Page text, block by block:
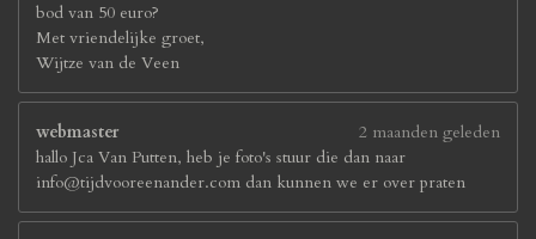
bod van 50 euro?
Met vriendelijke groet,
Wijtze van de Veen
webmaster
2 maanden geleden
hallo Jca Van Putten, heb je foto's stuur die dan naar
info@tijdvooreenander.com dan kunnen we er over praten